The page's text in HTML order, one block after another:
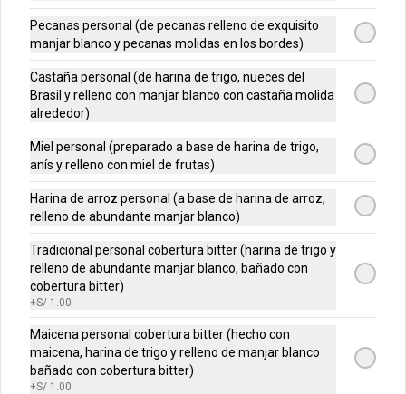
Caja 4 sabores chica
Una caja irresistible de mini alfajores
gourmet con una combinación fresca y
sofisticada: manzana dulce y delicada,
equilibrio perfecto entre acidez y
dulzura en cada bocado, ideal para
sorprender y disfrutar.
S/ 12.90
Caja 4 sabores loncherita
Una caja irresistible de mini alfajores
gourmet con una combinación fresca y
sofisticada: manzana dulce y delicada,
equilibrio perfecto entre acidez y
dulzura en cada bocado, ideal para
sorprender y disfrutar.
S/ 7.90
Pecana /maicena /chocolate
Pecanas personal (de pecanas relleno de exquisito
manjar blanco y pecanas molidas en los bordes)
Castaña personal (de harina de trigo, nueces del
Brasil y relleno con manjar blanco con castaña molida
alrededor)
Miel personal (preparado a base de harina de trigo,
anís y relleno con miel de frutas)
Harina de arroz personal (a base de harina de arroz,
relleno de abundante manjar blanco)
Tradicional personal cobertura bitter (harina de trigo y
relleno de abundante manjar blanco, bañado con
cobertura bitter)
+S/ 1.00
Maicena personal cobertura bitter (hecho con
maicena, harina de trigo y relleno de manjar blanco
bañado con cobertura bitter)
+S/ 1.00